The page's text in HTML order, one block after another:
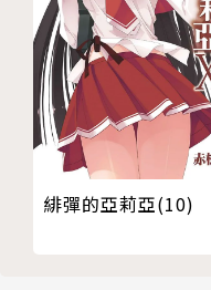
緋彈的亞莉亞(10)